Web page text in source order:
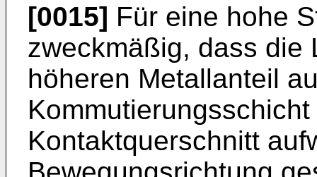
[0015] Für eine hohe
zweckmäßig, dass die
höheren Metallanteil
Kontaktquerschnitt